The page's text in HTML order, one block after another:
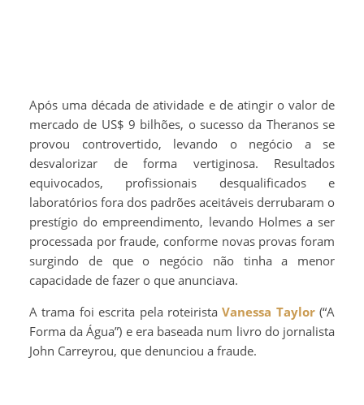
Após uma década de atividade e de atingir o valor de
mercado de US$ 9 bilhões, o sucesso da Theranos se
provou controvertido, levando o negócio a se
desvalorizar de forma vertiginosa. Resultados
equivocados, profissionais desqualificados e
laboratórios fora dos padrões aceitáveis derrubaram o
prestígio do empreendimento, levando Holmes a ser
processada por fraude, conforme novas provas foram
surgindo de que o negócio não tinha a menor
capacidade de fazer o que anunciava.
A trama foi escrita pela roteiristaVanessa Taylor(“A
Forma da Água”) e era baseada num livro do jornalista
John Carreyrou, que denunciou a fraude.